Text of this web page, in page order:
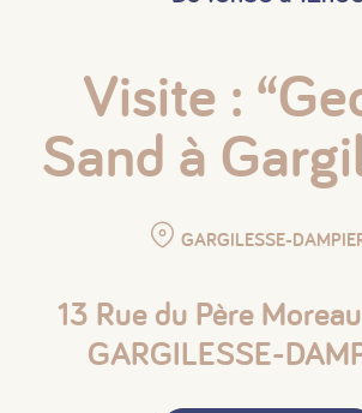
Visite :
Sand à
GARGILESSE-
13 Rue du Père
GARGILESSE-